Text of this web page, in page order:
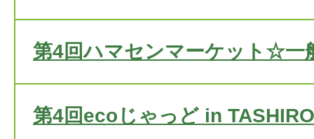
第4回ハマセンマーケット☆
第4回ecoじゃっど in